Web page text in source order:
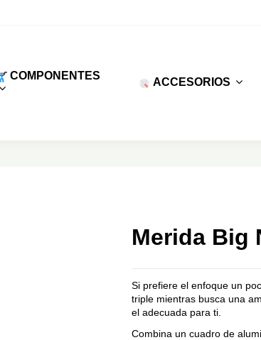
COMPONENTES
ACCESORIOS
Merida Big
Si prefiere el enfoque un
triple mientras busca una
el adecuada para ti.
Combina un cuadro de